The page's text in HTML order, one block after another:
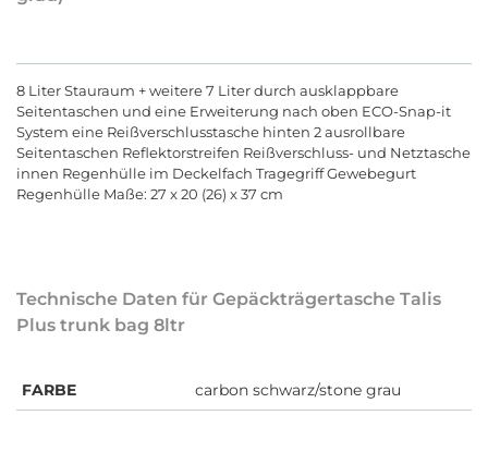
8 Liter Stauraum + weitere 7 Liter durch ausklappbare
Seitentaschen und eine Erweiterung nach oben ECO-Snap-it
System eine Reißverschlusstasche hinten 2 ausrollbare
Seitentaschen Reflektorstreifen Reißverschluss- und Netztasche
innen Regenhülle im Deckelfach Tragegriff Gewebegurt
Regenhülle Maße: 27 x 20 (26) x 37 cm
Technische Daten für Gepäckträgertasche Talis
Plus trunk bag 8ltr
FARBE carbon schwarz/stone grau